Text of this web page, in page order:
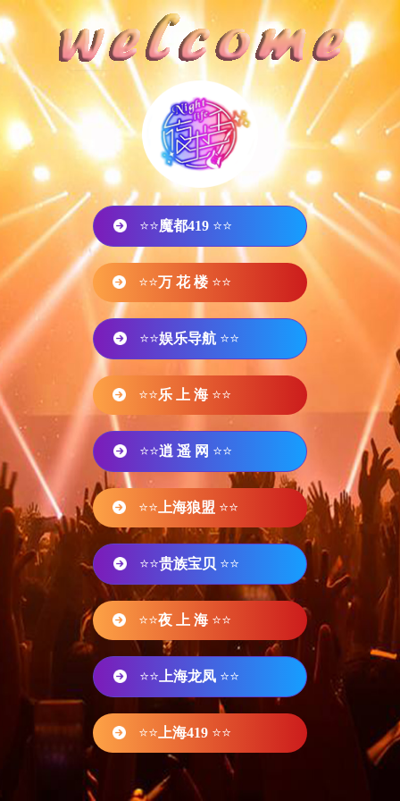
⭐⭐魔都419 ⭐⭐
⭐⭐万 花 楼 ⭐⭐
⭐⭐娱乐导航 ⭐⭐
⭐⭐乐 上 海 ⭐⭐
⭐⭐逍 遥 网 ⭐⭐
⭐⭐ 上海狼盟 ⭐⭐
⭐⭐贵族宝贝 ⭐⭐
⭐⭐夜 上 海 ⭐⭐
⭐⭐ 上海龙凤 ⭐⭐
⭐⭐ 上海419 ⭐⭐